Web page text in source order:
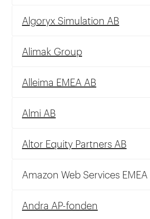
Algoryx Simulation AB
Alimak Group
Alleima EMEA AB
Almi AB
Altor Equity Partners AB
Amazon Web Services
Andra AP-fonden